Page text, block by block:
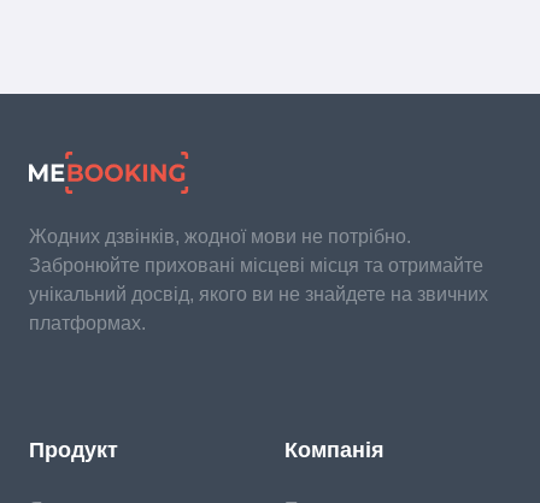
Жодних дзвінків, жодної мови не потрібно.
Забронюйте приховані місцеві місця та отримайте
унікальний досвід, якого ви не знайдете на звичних
платформах.
Продукт Компанія